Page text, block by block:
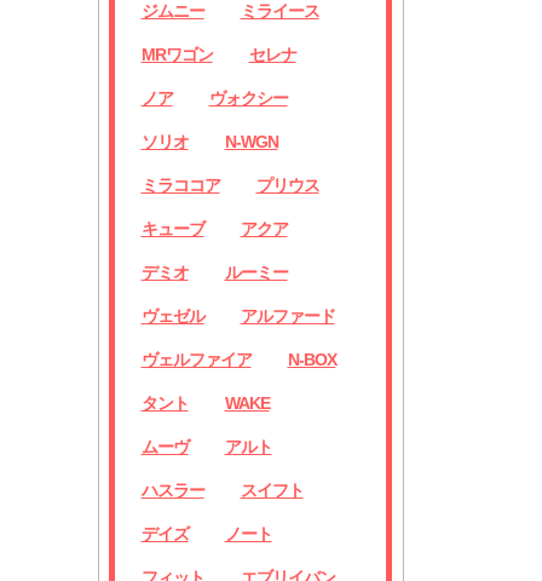
ジムニー ミライース
MRワゴン セレナ
ノア ヴォクシー
ソリオ N-WGN
ミラココア プリウス
キューブ アクア
デミオ ルーミー
ヴェゼル アルファード
ヴェルファイア N-BOX
タント WAKE
ムーヴ アルト
ハスラー スイフト
デイズ ノート